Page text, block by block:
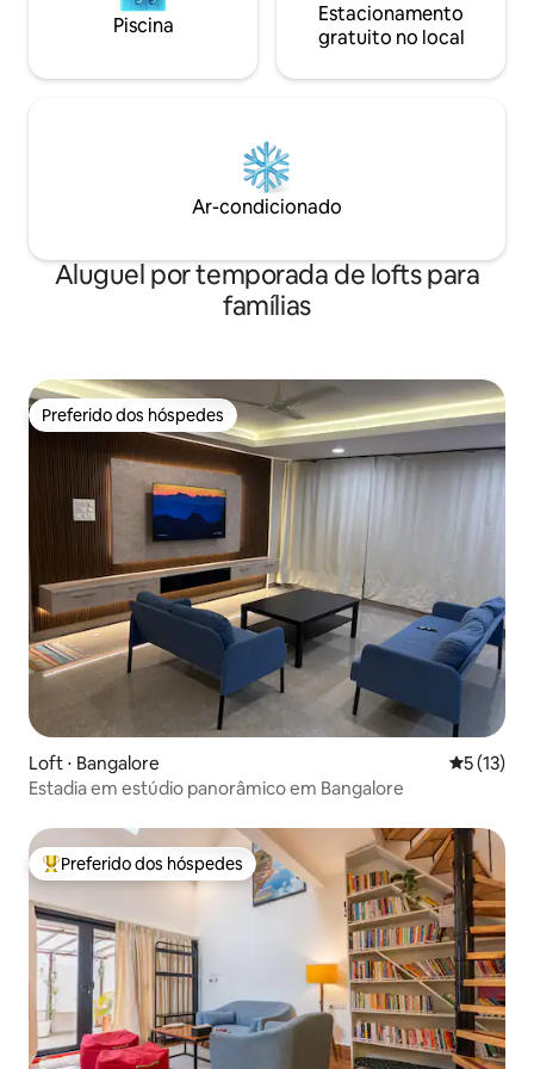
Piscina
Estacionamento
gratuito no local
Ar-condicionado
Aluguel por temporada de lofts para
famílias
Preferido dos hóspedes
Preferido dos hóspedes
Loft ⋅ Bangalore 5 de uma
5 (13)
Estadia em estúdio panorâmico em Bangalore
Entre os melhores preferidos dos hóspedes
Preferido dos hóspedes